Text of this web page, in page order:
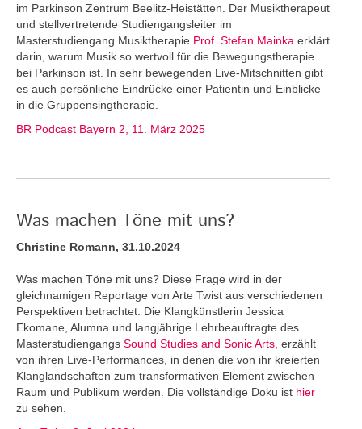
im Parkinson Zentrum Beelitz-Heistätten. Der Musiktherapeut
und stellvertretende Studiengangsleiter im
Masterstudiengang Musiktherapie Prof. Stefan Mainka erklärt
darin, warum Musik so wertvoll für die Bewegungstherapie
bei Parkinson ist. In sehr bewegenden Live-Mitschnitten gibt
es auch persönliche Eindrücke einer Patientin und Einblicke
in die Gruppensingtherapie.
BR Podcast Bayern 2, 11. März 2025
Was machen Töne mit uns?
Christine Romann, 31.10.2024
Was machen Töne mit uns? Diese Frage wird in der
gleichnamigen Reportage von Arte Twist aus verschiedenen
Perspektiven betrachtet. Die Klangkünstlerin Jessica
Ekomane, Alumna und langjährige Lehrbeauftragte des
Masterstudiengangs Sound Studies and Sonic Arts , erzählt
von ihren Live-Performances, in denen die von ihr kreierten
Klanglandschaften zum transformativen Element zwischen
Raum und Publikum werden. Die vollständige Doku ist hier
zu sehen.